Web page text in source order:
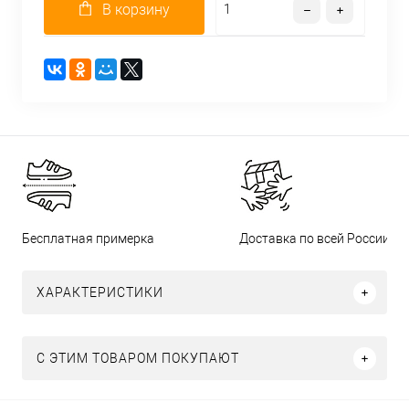
В корзину
Бесплатная примерка Доставка по всей России
ХАРАКТЕРИСТИКИ
С ЭТИМ ТОВАРОМ ПОКУПАЮТ